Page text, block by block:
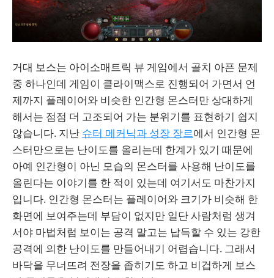
거대 보스는 아이소매트릭 뷰 게임에서 골치 아픈 문제
중 하나인데 게임이 클라이맥스로 진행되어 가면서 언
제까지 플레이어와 비슷한 인간형 몬스터만 상대하게
해서는 점점 더 고조되어 가는 분위기를 표현하기 쉽지
않습니다. 지난 슈터 메커닉과 성장 장르에서 인간형 몬
스터만으로는 난이도를 올리는데 한계가 있기 때문에
아예 인간형이 아닌 모습의 몬스터를 사용해 난이도를
올린다는 이야기를 한 적이 있는데 여기서도 마찬가지
입니다. 인간형 몬스터는 플레이어와 크기가 비슷해 한
화면에 보여주는데 부담이 없지만 일단 사람처럼 생겨
서야 마법처럼 보이는 공격 말고는 납득할 수 있는 강한
공격에 의한 난이도를 만들어내기 어렵습니다. 그래서
바닥을 무너뜨려 전장을 좁히기도 하고 비겁하게 보스